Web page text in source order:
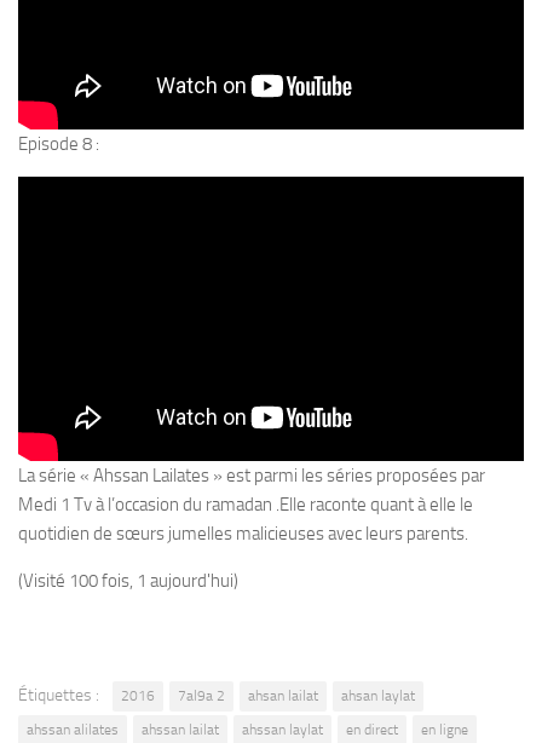
Episode 8 :
La série « Ahssan Lailates » est parmi les séries proposées par
Medi 1 Tv à l’occasion du ramadan .Elle raconte quant à elle le
quotidien de sœurs jumelles malicieuses avec leurs parents.
(Visité 100 fois, 1 aujourd'hui)
Étiquettes : 2016 7al9a 2 ahsan lailat
ahsan laylat
ahssan alilates
ahssan lailat ahssan laylat en direct
en ligne